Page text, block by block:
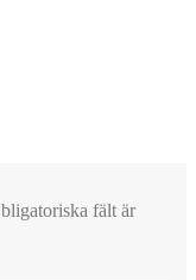
fält är